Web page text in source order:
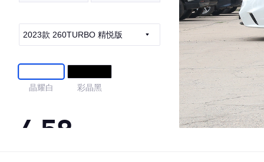
2023款 260TURBO 精悦版
晶耀白 彩晶黑
4.58